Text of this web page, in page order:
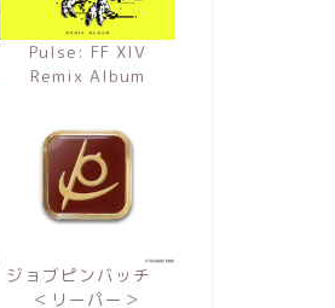
Pulse: FF XIV
Remix Album
ジョブピンバッチ
＜リーパー＞